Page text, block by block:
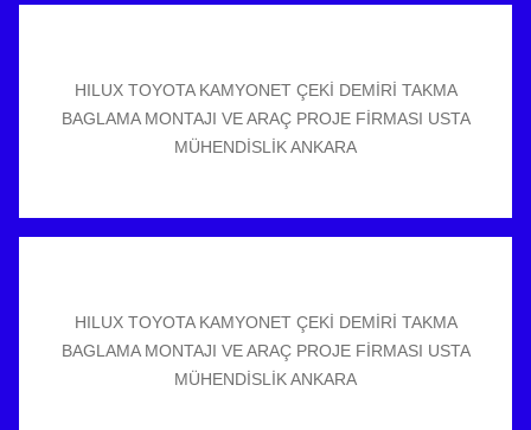
HILUX TOYOTA KAMYONET ÇEKİ DEMİRİ TAKMA
BAGLAMA MONTAJI VE ARAÇ PROJE FİRMASI USTA
MÜHENDİSLİK ANKARA
HILUX TOYOTA KAMYONET ÇEKİ DEMİRİ TAKMA
BAGLAMA MONTAJI VE ARAÇ PROJE FİRMASI USTA
MÜHENDİSLİK ANKARA